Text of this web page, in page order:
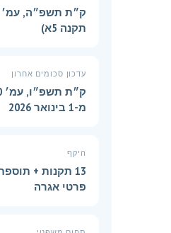
תקנה 5א)
עדכון סכומים אחרון
מ-1 בינואר 2026
היקף
פרטי אגרה